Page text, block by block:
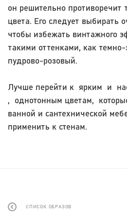
он решительно противоречит
цвета. Его следует выбирать
чтобы избежать винтажного
такими оттенками, как
пудрово-розовый.
Лучше перейти к ярким и
, однотонным цветам,
ванной и сантехнической
применить к стенам.
СПИСОК ОБРАЗОВ